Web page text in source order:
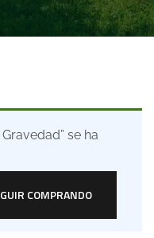
se ha
COMPRANDO